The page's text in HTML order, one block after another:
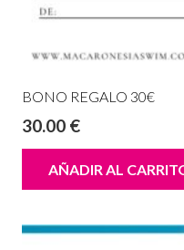
BONO REGALO 30€
30.00 €
AÑADIR AL